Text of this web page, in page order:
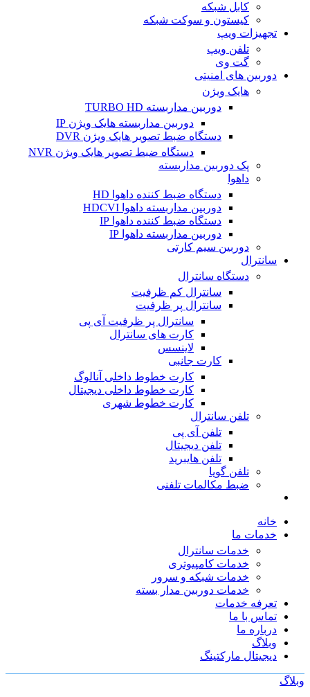
کابل شبکه
کیستون و سوکت شبکه
تجهیزات ویپ
تلفن ویپ
گت وی
دوربین های امنیتی
هایک ویژن
دوربین مداربسته TURBO HD
دوربین مداربسته هایک ویژن IP
دستگاه ضبط تصویر هایک ویژن DVR
دستگاه ضبط تصویر هایک ویژن NVR
پک دوربین مداربسته
داهوا
دستگاه ضبط کننده داهوا HD
دوربین مداربسته داهوا HDCVI
دستگاه ضبط کننده داهوا IP
دوربین مداربسته داهوا IP
دوربین سیم کارتی
سانترال
دستگاه سانترال
سانترال کم ظرفیت
سانترال پر ظرفیت
سانترال پر ظرفیت آی پی
کارت های سانترال
لاینسس
کارت جانبی
کارت خطوط داخلی آنالوگ
کارت خطوط داخلی دیجیتال
کارت خطوط شهری
تلفن سانترال
تلفن آی پی
تلفن دیجیتال
تلفن هایبرید
تلفن گویا
ضبط مکالمات تلفنی
خانه
خدمات ما
خدمات سانترال
خدمات کامپیوتری
خدمات شبکه و سرور
خدمات دوربین مدار بسته
تعرفه خدمات
تماس با ما
درباره ما
وبلاگ
دیجیتال مارکتینگ
وبلاگ